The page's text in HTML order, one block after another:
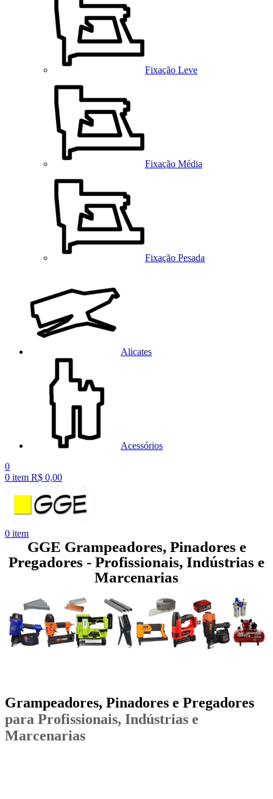
Fixação Leve
Fixação Média
Fixação Pesada
Alicates
Acessórios
0
0 item R$ 0,00
0 item
GGE Grampeadores, Pinadores e
Pregadores - Profissionais, Indústrias e
Marcenarias
Grampeadores, Pinadores e Pregadores
para Profissionais, Indústrias e
Marcenarias